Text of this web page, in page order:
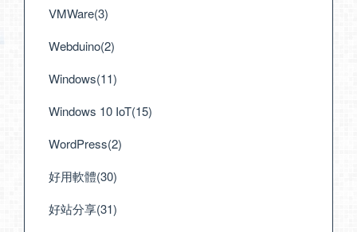
VMWare(3)
Webduino(2)
Windows(11)
Windows 10 IoT(15)
WordPress(2)
好用軟體(30)
好站分享(31)